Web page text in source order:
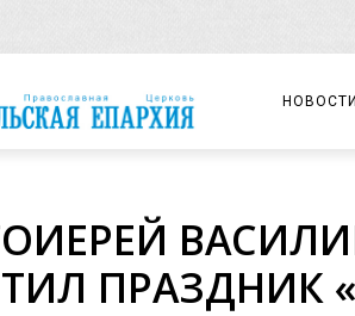
НОВОСТИ
ПРАЗДНИК